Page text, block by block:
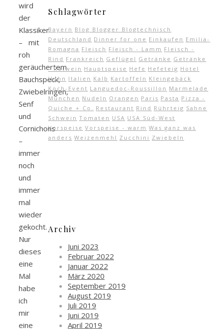
wird
der
Klassiker
– mit
roh
geräuchertem
Bauchspeck,
Zwiebelringen,
Senf
und
Cornichons
–
immer
noch
und
immer
mal
wieder
gekocht.
Nur
dieses
eine
Mal
habe
ich
mir
eine
Schlagwörter
Bayern Blog Blogger Blogtechnisch
Deutschland Dinner for one Einkaufen Emilia-
Romagna Fleisch Fleisch - Lamm Fleisch -
Rind Frankreich Geflügel Getränke Getränke
- Rotwein Hauptspeise Hefe Hefeteig Hotel
Huhn Italien Kalb Kartoffeln Kleingebäck
Koch-Event Languedoc-Roussillon Marmelade
München Nudeln Orangen Paris Pasta Pizza -
Quiche + Co.
Restaurant Rind Rührteig Sahne
Schwein Tomaten USA USA Süd-West
Vorspeise Vorspeise - warm Was ganz was
anders Weizenmehl Zucchini Zwiebeln
Archiv
Juni 2023
Februar 2022
Januar 2022
März 2020
September 2019
August 2019
Juli 2019
Juni 2019
April 2019